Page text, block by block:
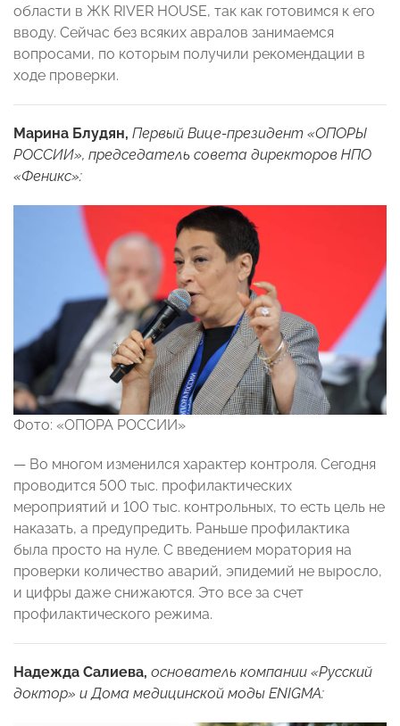
области в ЖК RIVER HOUSE, так как готовимся к его
вводу. Сейчас без всяких авралов занимаемся
вопросами, по которым получили рекомендации в
ходе проверки.
Марина Блудян, Первый Вице-президент «ОПОРЫ
РОССИИ», председатель совета директоров НПО
«Феникс»:
Фото: «ОПОРА РОССИИ»
— Во многом изменился характер контроля. Сегодня
проводится 500 тыс. профилактических
мероприятий и 100 тыс. контрольных, то есть цель не
наказать, а предупредить. Раньше профилактика
была просто на нуле. С введением моратория на
проверки количество аварий, эпидемий не выросло,
и цифры даже снижаются. Это все за счет
профилактического режима.
Надежда Салиева, основатель компании «Русский
доктор» и Дома медицинской моды ENIGMA: